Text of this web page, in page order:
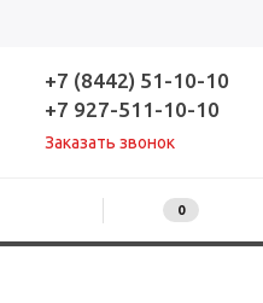
+7 (8442) 51-10-10
+7 927-511-10-10
Заказать звонок
0